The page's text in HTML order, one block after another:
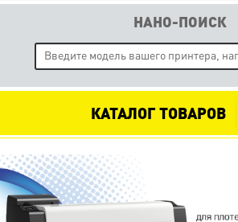
НАНО-ПОИСК
КАТАЛОГ ТОВАРОВ